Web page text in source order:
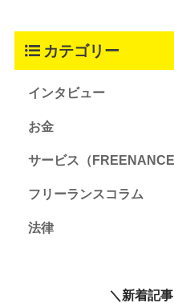
カテゴリー
インタビュー
お金
サービス（FREENANCE
フリーランスコラム
法律
＼新着記